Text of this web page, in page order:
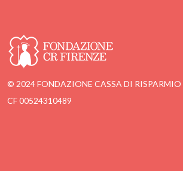
© 2024 FONDAZIONE CASSA DI RISPARMIO
CF 00524310489